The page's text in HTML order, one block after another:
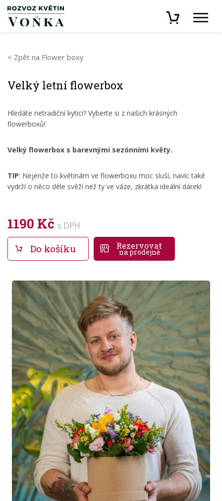
< Zpět na Flower boxy
Velký letní flowerbox
Hledáte netradiční kytici? Vyberte si z našich krásných
flowerboxů!
Velký flowerbox s barevnými sezónními květy.
TIP: Nejenže to květinám ve flowerboxu moc sluší, navíc také
vydrží o něco déle svěží než ty ve váze, zkrátka ideální dárek!
1190 Kč s DPH
Do košíku Rezervovat
na prodejně